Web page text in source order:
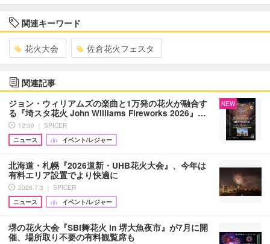
関連キーワード
花火大会 佐倉花火フェスタ
関連記事
ジョン・ウィリアムズの楽曲と1万発の花火が融合す
る『埼スタ花火 John Williams Fireworks 2026』…
12:00 ｜ SPICER
ニュース
イベント/レジャー
NEW
北海道・札幌『2026道新・UHB花火大会』、今年は
有料エリア設置でより快適に
2026.7.3 ｜ SPICER
ニュース
イベント/レジャー
堺の花火大会『SBI舞花火 in 堺大魚夜市』が7月に開
催、場所取り不要の有料観覧席も